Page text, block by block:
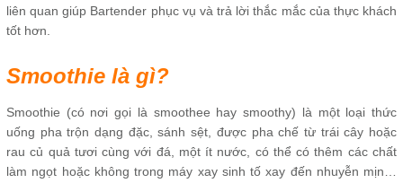
liên quan giúp Bartender phục vụ và trả lời thắc mắc của thực khách
tốt hơn.
Smoothie là gì?
Smoothie (có nơi gọi là smoothee hay smoothy) là một loại thức
uống pha trộn dạng đặc, sánh sệt, được pha chế từ trái cây hoặc
rau củ quả tươi cùng với đá, một ít nước, có thể có thêm các chất
làm ngọt hoặc không trong máy xay sinh tố xay đến nhuyễn mịn…